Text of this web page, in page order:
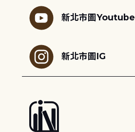
新北市圖Youtube
新北市圖IG